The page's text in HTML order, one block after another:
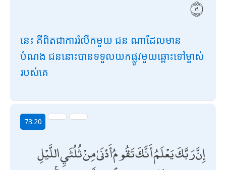
នេះ គឺពិតជាការរំលឹកមួយ ជន ណាដែលមាន
បំណង ជននោះបានទទួលយកផ្លូវមួយឆ្ពោះទៅម្ចាស់
របស់គេ
73:20
إِنَّ رَبَّكَ يَعْلَمُ أَنَّكَ تَقُومُ أَدْنَىٰ مِنْ ثُلُثَيِ اللَّيْلِ